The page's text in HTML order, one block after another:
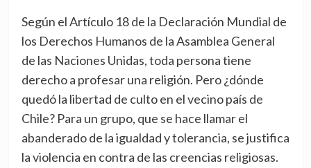
Según el Artículo 18 de la Declaración Mundial de
los Derechos Humanos de la Asamblea General
de las Naciones Unidas, toda persona tiene
derecho a profesar una religión. Pero ¿dónde
quedó la libertad de culto en el vecino país de
Chile? Para un grupo, que se hace llamar el
abanderado de la igualdad y tolerancia, se justifica
la violencia en contra de las creencias religiosas.